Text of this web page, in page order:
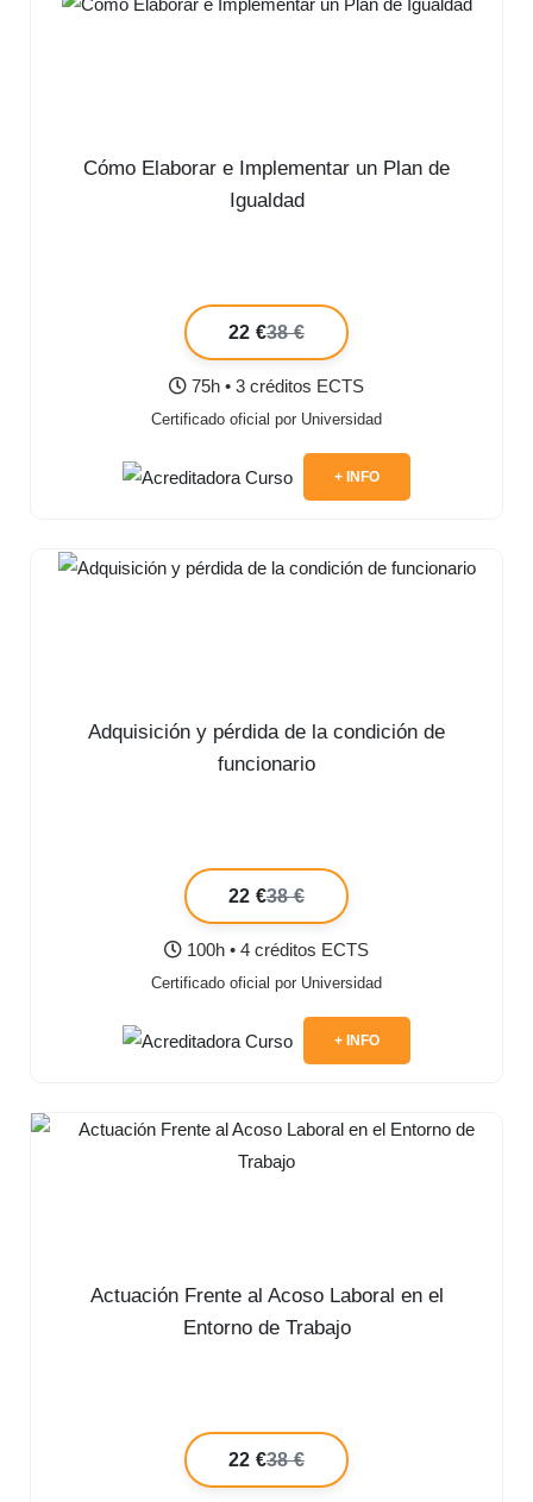
Cómo Elaborar e Implementar un Plan de
Igualdad
22 €38 €
75h • 3 créditos ECTS
Certificado oficial por Universidad
+ INFO
Adquisición y pérdida de la condición de
funcionario
22 €38 €
100h • 4 créditos ECTS
Certificado oficial por Universidad
+ INFO
Actuación Frente al Acoso Laboral en el
Entorno de Trabajo
22 €38 €